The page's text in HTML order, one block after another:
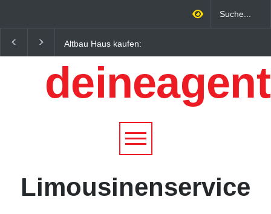
Altbau Haus kaufen:
Unterschiede zwischen
Süddeutschland und
Österreich einfach erklärt
Wirtschaftsfaktor: Wie
Qualitätstourismus
profitieren
Limousinenservice